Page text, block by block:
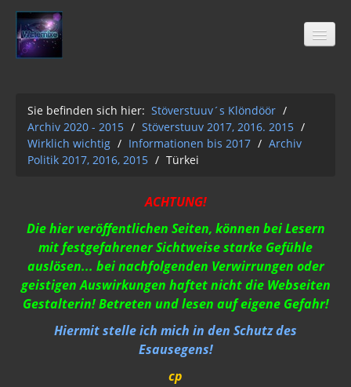
Stöverstuuv´s Klöndöör
Freimaurer
01-12-2Q2Q
AUFKLÄRUNG 2Q2Q
Wasser 2019
Klimawandel der Kabale
Sie befinden sich hier: Stöverstuuv´s Klöndöör /
Archiv 2020 - 2015 / Stöverstuuv 2017, 2016. 2015 /
Wirklich wichtig / Informationen bis 2017 / Archiv
Politik 2017, 2016, 2015 / Türkei
ACHTUNG!
Die hier veröffentlichen Seiten, können bei Lesern
mit festgefahrener Sichtweise starke Gefühle
auslösen... bei nachfolgenden Verwirrungen oder
geistigen Auswirkungen haftet nicht die Webseiten
Gestalterin! Betreten und lesen auf eigene Gefahr!
Hiermit stelle ich mich in den Schutz des
Esausegens!
cp